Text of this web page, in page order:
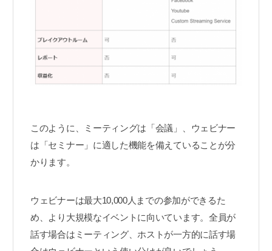
このように、ミーティングは「会議」、ウェビナー
は「セミナー」に適した機能を備えていることが分
かります。
ウェビナーは最大10,000人までの参加ができるた
め、より大規模なイベントに向いています。全員が
話す場合はミーティング、ホストが一方的に話す場